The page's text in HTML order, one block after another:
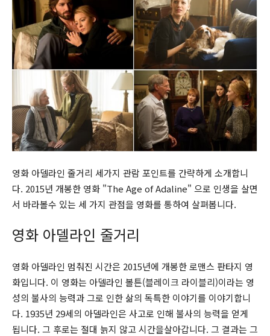
영화 아델라인 줄거리 세가지 관람 포인트를 간략하게 소개합니
다. 2015년 개봉한 영화 "The Age of Adaline" 으로 인생을 살면
서 바라볼수 있는 세 가지 관점을 영화를 통하여 살펴봅니다.
영화 아델라인 줄거리
영화 아델라인 멈춰진 시간은 2015년에 개봉한 로맨스 판타지 영
화입니다. 이 영화는 아델라인 볼튼(블레이크 라이블리)이라는 영
성의 불사의 능력과 그로 인한 삶의 독특한 이야기를 이야기합니
다. 1935년 29세의 아델라인은 사고로 인해 불사의 능력을 얻게
됩니다. 그 후로는 절대 늙지 않고 시간을살아갑니다. 그 결과는 그